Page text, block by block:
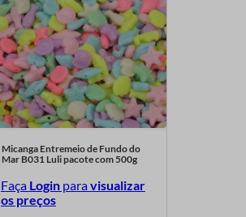
Micanga Entremeio de Fundo do
Mar B031 Luli pacote com 500g
Faça Loginparavisualizar
os preços